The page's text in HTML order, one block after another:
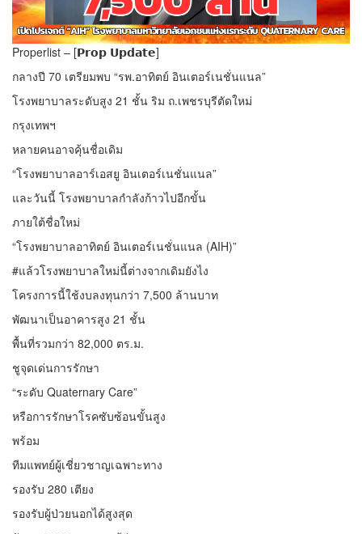
Properlist – [𝗣𝗿𝗼𝗽 𝗨𝗽𝗱𝗮𝘁𝗲]
กลางปี 70 เตรียมพบ “รพ.อาทิตย์ อินเตอร์เนชั่นแนล”
โรงพยาบาลระดับสูง 21 ชั้น ริม ถ.เพชรบุรีตัดใหม่
กรุงเทพฯ
หลายคนอาจคุ้นชื่อเดิม
“โรงพยาบาลอาร์เอสยู อินเตอร์เนชั่นแนล”
และวันนี้ โรงพยาบาลกำลังก้าวไปอีกขั้น
ภายใต้ชื่อใหม่
“โรงพยาบาลอาทิตย์ อินเตอร์เนชั่นแนล (AIH)”
#แล้วโรงพยาบาลใหม่นี้ต่างจากเดิมยังไง
โครงการนี้ใช้งบลงทุนกว่า 7,500 ล้านบาท
พัฒนาเป็นอาคารสูง 21 ชั้น
พื้นที่รวมกว่า 82,000 ตร.ม.
ชูจุดเด่นการรักษา
“ระดับ Quaternary Care”
หรือการรักษาโรคซับซ้อนขั้นสูง
พร้อม
ทีมแพทย์ผู้เชี่ยวชาญเฉพาะทาง
รองรับ 280 เตียง
รองรับผู้ป่วยนอกได้สูงสุด